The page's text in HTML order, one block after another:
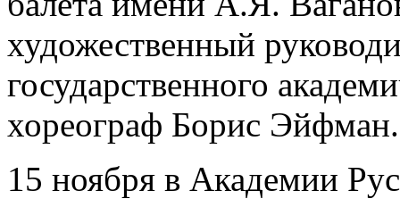
художественный
государственного
хореограф Борис Эйфман.
15 ноября в Академии